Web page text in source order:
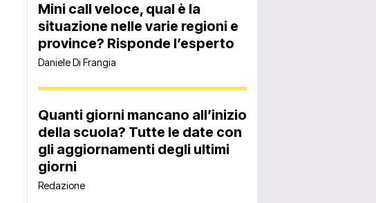
Mini call veloce, qual è la
situazione nelle varie regioni e
province? Risponde l’esperto
Daniele Di Frangia
Quanti giorni mancano all’inizio
della scuola? Tutte le date con
gli aggiornamenti degli ultimi
giorni
Redazione